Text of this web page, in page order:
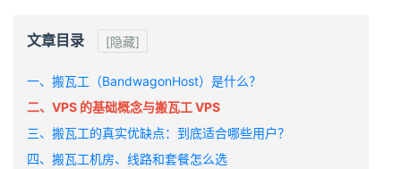
文章目录 [隐藏]
一、搬瓦工（BandwagonHost）是什么？
二、VPS 的基础概念与搬瓦工 VPS
三、搬瓦工的真实优缺点：到底适合哪些用户？
四、搬瓦工机房、线路和套餐怎么选